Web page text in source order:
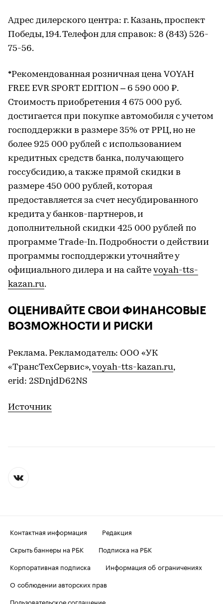
Адрес дилерского центра: г. Казань, проспект
Победы, 194. Телефон для справок: 8 (843) 526-
75-56.
*Рекомендованная розничная цена VOYAH
FREE EVR SPORT EDITION – 6 590 000 ₽.
Стоимость приобретения 4 675 000 руб.
достигается при покупке автомобиля с учетом
господдержки в размере 35% от РРЦ, но не
более 925 000 рублей с использованием
кредитных средств банка, получающего
госсубсидию, а также прямой скидки в
размере 450 000 рублей, которая
предоставляется за счет несубдированного
кредита у банков-партнеров, и
дополнительной скидки 425 000 рублей по
программе Trade-In. Подробности о действии
программы господдержки уточняйте у
официального дилера и на сайте voyah-tts-
kazan.ru.
ОЦЕНИВАЙТЕ СВОИ ФИНАНСОВЫЕ
ВОЗМОЖНОСТИ И РИСКИ
Реклама. Рекламодатель: ООО «УК
«ТрансТехСервис»,voyah-tts-kazan.ru,
erid: 2SDnjdD62NS
Источник
Контактная информация
Редакция
Скрыть баннеры на РБК
Подписка на РБК
Корпоративная подписка
Информация об ограничениях
О соблюдении авторских прав
Пользовательское соглашение